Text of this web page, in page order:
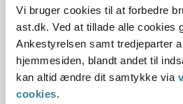
Vi bruger cookies til at forbedre
ast.dk. Ved at tillade alle cookies
Ankestyrelsen samt tredjeparter
hjemmesiden, blandt andet til
kan altid ændre dit samtykke via
cookies.
§ 4 § 1 § 9
Journalnummer
20699-87